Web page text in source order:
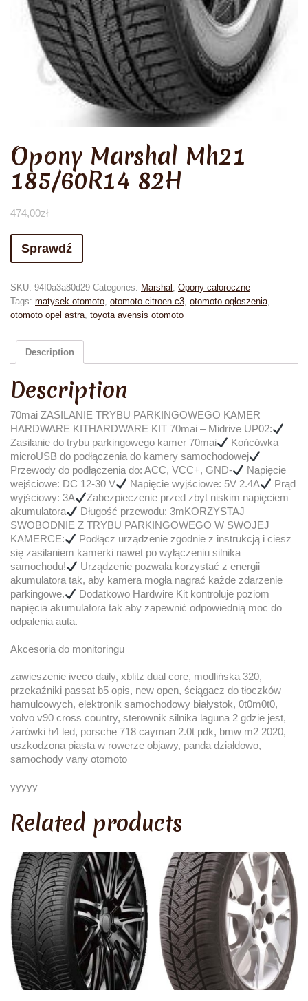
Opony Marshal Mh21
185/60R14 82H
474,00zł
Sprawdź
SKU: 94f0a3a80d29 Categories: Marshal , Opony całoroczne
Tags: matysek otomoto, otomoto citroen c3, otomoto ogłoszenia,
otomoto opel astra, toyota avensis otomoto
Description
Description
70mai ZASILANIE TRYBU PARKINGOWEGO KAMER
HARDWARE KITHARDWARE KIT 70mai – Midrive UP02:
Zasilanie do trybu parkingowego kamer 70mai
Końcówka
microUSB do podłączenia do kamery samochodowej
Przewody do podłączenia do: ACC, VCC+, GND-
Napięcie
wejściowe: DC 12-30 V
Napięcie wyjściowe: 5V 2.4A
Prąd
wyjściowy: 3A
Zabezpieczenie przed zbyt niskim napięciem
akumulatora
Długość przewodu: 3mKORZYSTAJ
SWOBODNIE Z TRYBU PARKINGOWEGO W SWOJEJ
KAMERCE:
Podłącz urządzenie zgodnie z instrukcją i ciesz
się zasilaniem kamerki nawet po wyłączeniu silnika
samochodu!
Urządzenie pozwala korzystać z energii
akumulatora tak, aby kamera mogła nagrać każde zdarzenie
parkingowe.
Dodatkowo Hardwire Kit kontroluje poziom
napięcia akumulatora tak aby zapewnić odpowiednią moc do
odpalenia auta.
Akcesoria do monitoringu
zawieszenie iveco daily, xblitz dual core, modlińska 320,
przekaźniki passat b5 opis, new open, ściągacz do tłoczków
hamulcowych, elektronik samochodowy białystok, 0t0m0t0,
volvo v90 cross country, sterownik silnika laguna 2 gdzie jest,
żarówki h4 led, porsche 718 cayman 2.0t pdk, bmw m2 2020,
uszkodzona piasta w rowerze objawy, panda działdowo,
samochody vany otomoto
yyyyy
Related products